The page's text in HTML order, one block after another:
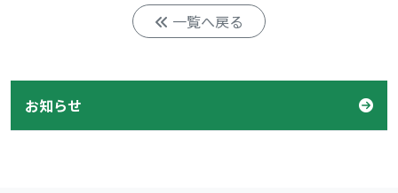
一覧へ戻る
お知らせ